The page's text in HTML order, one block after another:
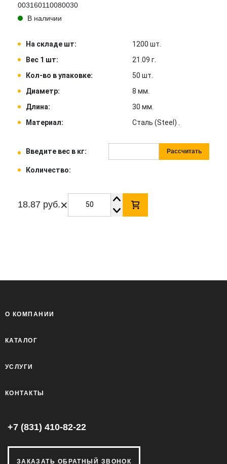
003160110080030
В наличии
На складе шт:
1200 шт.
Вес 1 шт:
21.09 г.
Кол-во в упаковке:
50 шт.
Диаметр:
8 мм.
Длина:
30 мм.
Материал:
Сталь (Steel) .
Введите вес в кг: Рассчитать
Количество:
18.87 руб.×
О КОМПАНИИ
КАТАЛОГ
УСЛУГИ
КОНТАКТЫ
+7 (831) 410-82-22
ЗАКАЗАТЬ ОБРАТНЫЙ ЗВОНОК